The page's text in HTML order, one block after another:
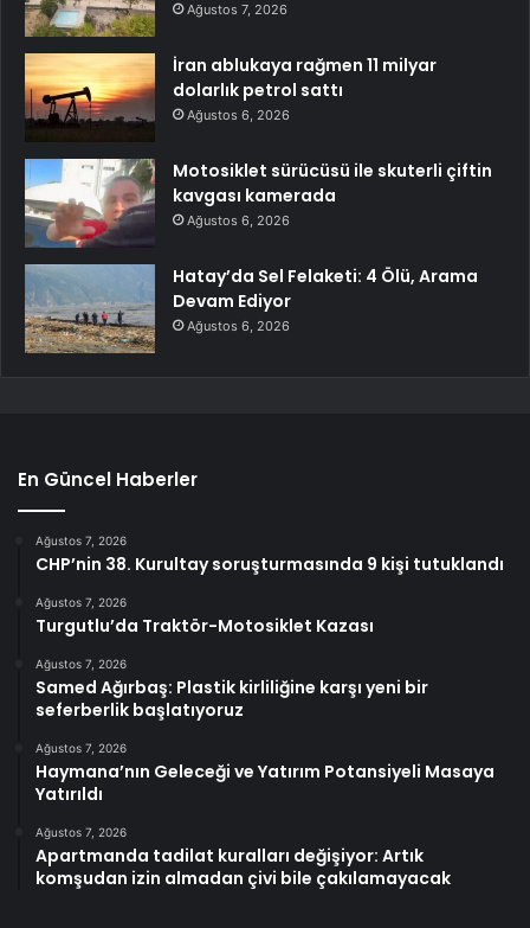
Ağustos 7, 2026
İran ablukaya rağmen 11 milyar
dolarlık petrol sattı
Ağustos 6, 2026
Motosiklet sürücüsü ile skuterli çiftin
kavgası kamerada
Ağustos 6, 2026
Hatay’da Sel Felaketi: 4 Ölü, Arama
Devam Ediyor
Ağustos 6, 2026
En Güncel Haberler
Ağustos 7, 2026
CHP’nin 38. Kurultay soruşturmasında 9 kişi tutuklandı
Ağustos 7, 2026
Turgutlu’da Traktör-Motosiklet Kazası
Ağustos 7, 2026
Samed Ağırbaş: Plastik kirliliğine karşı yeni bir
seferberlik başlatıyoruz
Ağustos 7, 2026
Haymana’nın Geleceği ve Yatırım Potansiyeli Masaya
Yatırıldı
Ağustos 7, 2026
Apartmanda tadilat kuralları değişiyor: Artık
komşudan izin almadan çivi bile çakılamayacak